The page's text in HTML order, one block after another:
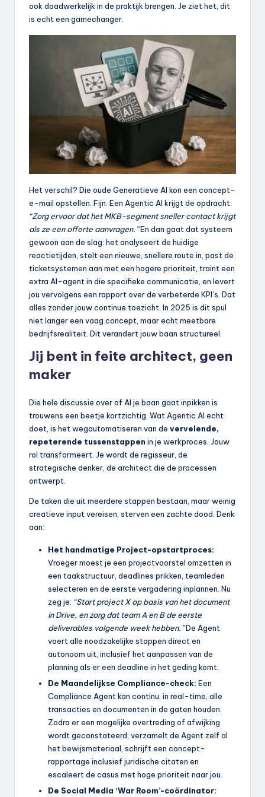
ook daadwerkelijk in de praktijk brengen. Je ziet het, dit
is echt een gamechanger.
Het verschil? Die oude Generatieve AI kon een concept-
e-mail opstellen. Fijn. Een Agentic AI krijgt de opdracht:
“Zorg ervoor dat het MKB-segment sneller contact krijgt
als ze een offerte aanvragen.”En dan gaat dat systeem
gewoon aan de slag: het analyseert de huidige
reactietijden, stelt een nieuwe, snellere route in, past de
ticketsystemen aan met een hogere prioriteit, traint een
extra AI-agent in die specifieke communicatie, en levert
jou vervolgens een rapport over de verbeterde KPI’s. Dat
alles zonder jouw continue toezicht. In 2025 is dit spul
niet langer een vaag concept, maar echt meetbare
bedrijfsrealiteit. Dit verandert jouw baan structureel.
Jij bent in feite architect, geen
maker
Die hele discussie over of AI je baan gaat inpikken is
trouwens een beetje kortzichtig. Wat Agentic AI echt
doet, is het wegautomatiseren van de vervelende,
repeterende tussenstappen in je werkproces. Jouw
rol transformeert. Je wordt de regisseur, de
strategische denker, de architect die de processen
ontwerpt.
De taken die uit meerdere stappen bestaan, maar weinig
creatieve input vereisen, sterven een zachte dood. Denk
aan:
Het handmatige Project-opstartproces:
Vroeger moest je een projectvoorstel omzetten in
een taakstructuur, deadlines prikken, teamleden
selecteren en de eerste vergadering inplannen. Nu
zeg je: “Start project X op basis van het document
in Drive, en zorg dat team A en B de eerste
deliverables volgende week hebben.”De Agent
voert alle noodzakelijke stappen direct en
autonoom uit, inclusief het aanpassen van de
planning als er een deadline in het geding komt.
De Maandelijkse Compliance-check: Een
Compliance Agent kan continu, in real-time, alle
transacties en documenten in de gaten houden.
Zodra er een mogelijke overtreding of afwijking
wordt geconstateerd, verzamelt de Agent zelf al
het bewijsmateriaal, schrijft een concept-
rapportage inclusief juridische citaten en
escaleert de casus met hoge prioriteit naar jou.
De Social Media ‘War Room’-coördinator: